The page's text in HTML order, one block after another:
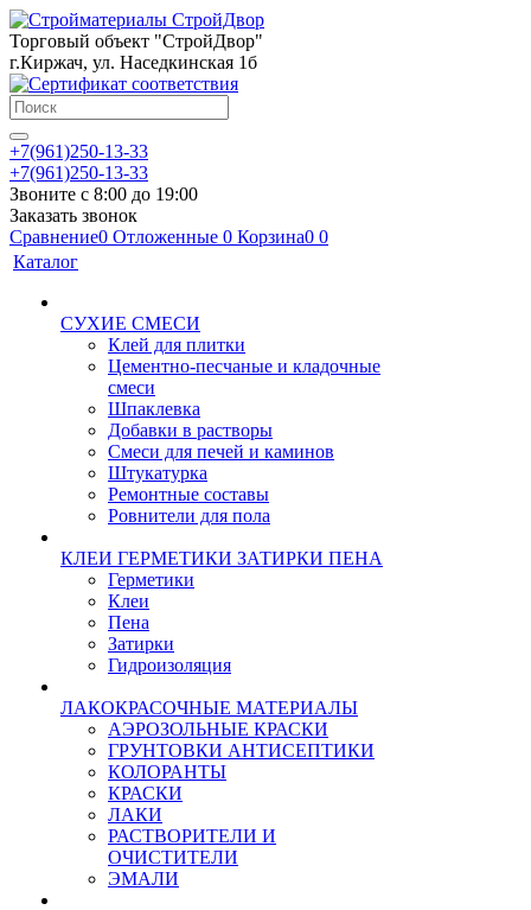
Торговый объект "СтройДвор"
г.Киржач, ул. Наседкинская 1б
+7(961)250-13-33
+7(961)250-13-33
Звоните с 8:00 до 19:00
Заказать звонок
Сравнение0 Отложенные 0 Корзина0 0
Каталог
СУХИЕ СМЕСИ
Клей для плитки
Цементно-песчаные и кладочные
смеси
Шпаклевка
Добавки в растворы
Смеси для печей и каминов
Штукатурка
Ремонтные составы
Ровнители для пола
КЛЕИ ГЕРМЕТИКИ ЗАТИРКИ ПЕНА
Герметики
Клеи
Пена
Затирки
Гидроизоляция
ЛАКОКРАСОЧНЫЕ МАТЕРИАЛЫ
АЭРОЗОЛЬНЫЕ КРАСКИ
ГРУНТОВКИ АНТИСЕПТИКИ
КОЛОРАНТЫ
КРАСКИ
ЛАКИ
РАСТВОРИТЕЛИ И
ОЧИСТИТЕЛИ
ЭМАЛИ